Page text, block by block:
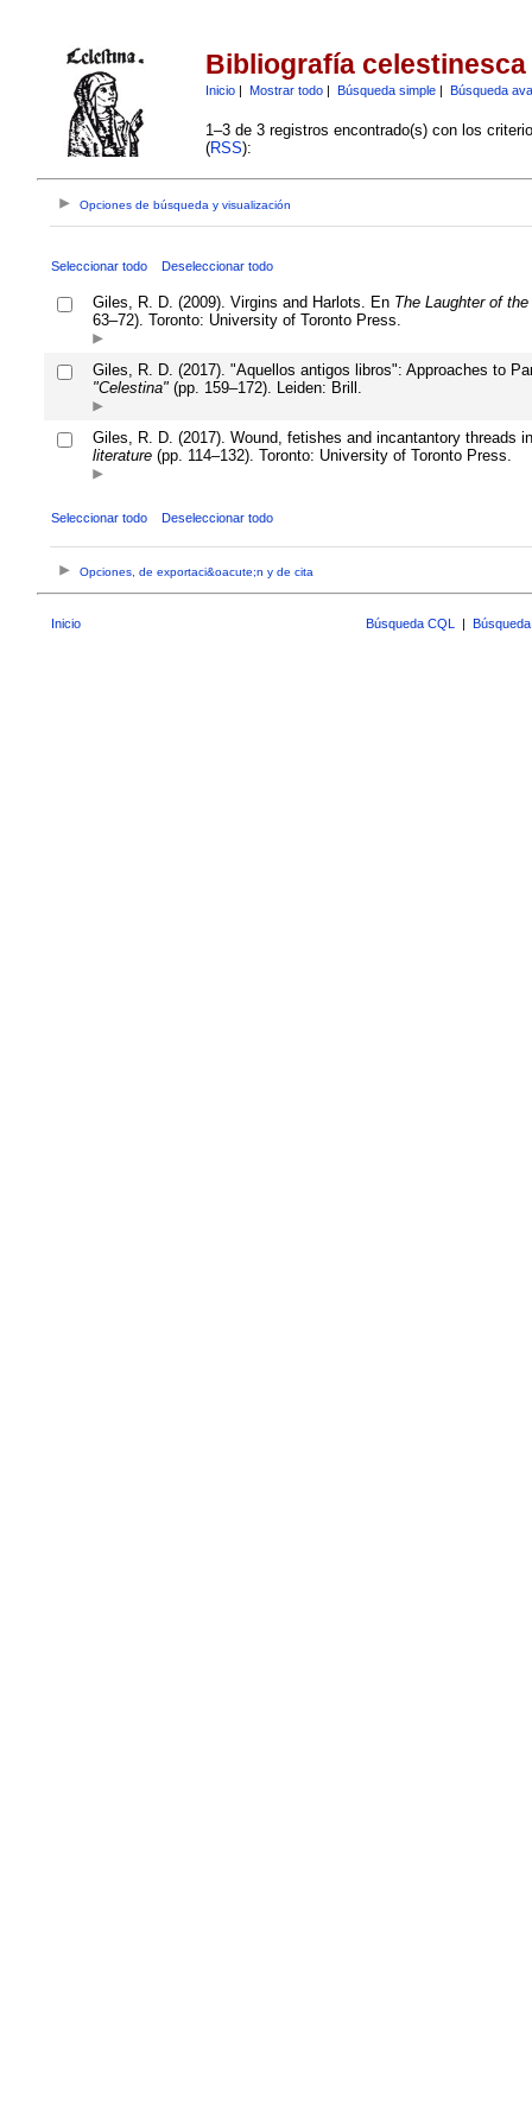
Bibliografía celestinesca
Inicio| Mostrar todo| Búsqueda simple| Búsqueda
1–3 de 3 registros encontrado(s) con los
(RSS):
Opciones de búsqueda y visualización
Seleccionar todo Deseleccionar todo
Giles, R. D. (2009). Virgins and Harlots. En The Laughter of
63–72). Toronto: University of Toronto Press.
Giles, R. D. (2017). "Aquellos antigos libros": Approaches to
"Celestina"(pp. 159–172). Leiden: Brill.
Giles, R. D. (2017). Wound, fetishes and incantantory threads
literature(pp. 114–132). Toronto: University of Toronto Press.
Seleccionar todo Deseleccionar todo
Opciones, de exportaci&oacute;n y de cita
Inicio Búsqueda CQL |